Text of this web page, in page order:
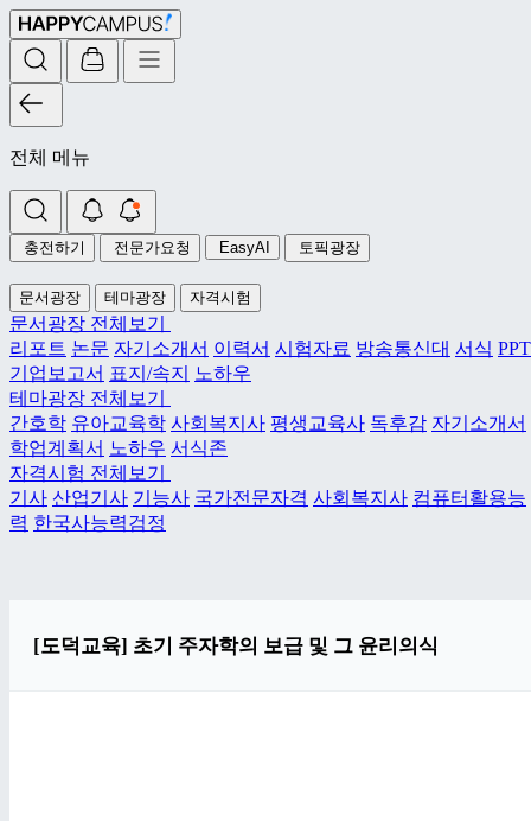
전체 메뉴
충전하기 전문가요청 EasyAI 토픽광장
문서광장 테마광장 자격시험
문서광장 전체보기
리포트 논문 자기소개서 이력서 시험자료 방송통신대 서식 PPT
기업보고서 표지/속지
노하우
테마광장 전체보기
간호학 유아교육학 사회복지사 평생교육사 독후감 자기소개서
학업계획서 노하우 서식존
자격시험 전체보기
기사 산업기사 기능사 국가전문자격 사회복지사 컴퓨터활용능
력 한국사능력검정
[도덕교육] 초기 주자학의 보급 및 그 윤리의식